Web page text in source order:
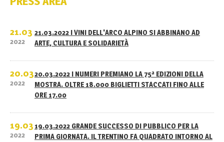
21.03
2022
21.03.2022 I VINI DELL'ARCO ALPINO SI ABBINANO AD
ARTE, CULTURA E SOLIDARIETÀ
20.03
2022
20.03.2022 I NUMERI PREMIANO LA 75ª EDIZIONI DELLA
MOSTRA. OLTRE 18.000 BIGLIETTI STACCATI FINO ALLE
ORE 17.00
19.03
2022
19.03.2022 GRANDE SUCCESSO DI PUBBLICO PER LA
PRIMA GIORNATA. IL TRENTINO FA QUADRATO INTORNO AL